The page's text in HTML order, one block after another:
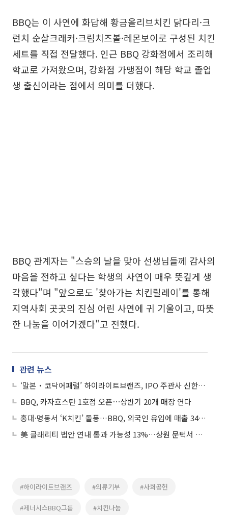
BBQ는 이 사연에 화답해 황금올리브치킨 닭다리·크
런치 순살크래커·크림치즈볼·레몬보이로 구성된 치킨
세트를 직접 전달했다. 인근 BBQ 강화점에서 조리해
학교로 가져왔으며, 강화점 가맹점이 해당 학교 졸업
생 출신이라는 점에서 의미를 더했다.
BBQ 관계자는 "스승의 날을 맞아 선생님들께 감사의
마음을 전하고 싶다는 학생의 사연이 매우 뜻깊게 생
각했다"며 "앞으로도 '찾아가는 치킨릴레이'를 통해
지역사회 곳곳의 진심 어린 사연에 귀 기울이고, 따뜻
한 나눔을 이어가겠다"고 전했다.
관련 뉴스
‘말본‧코닥어패럴’ 하이라이트브랜즈, IPO 주관사 신한투자증권 선정
BBQ, 카자흐스탄 1호점 오픈⋯상반기 20개 매장 연다
홍대·명동서 ‘K치킨’ 돌풍…BBQ, 외국인 유입에 매출 34.4% 급증
美 클래리티 법안 연내 통과 가능성 13%…상원 문턱서 제동
#하이라이트브랜즈 #의류기부 #사회공헌
#제너시스BBQ그룹 #치킨나눔